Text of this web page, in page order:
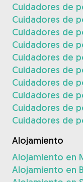
Cuidadores de
Cuidadores de
Cuidadores de
Cuidadores de
Cuidadores de
Cuidadores de
Cuidadores de
Cuidadores de
Cuidadores de
Cuidadores de
Alojamiento
Alojamiento en
Alojamiento en